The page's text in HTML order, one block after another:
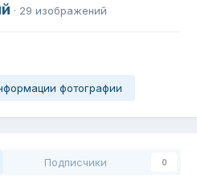
· 29 изображений
фотографии
Подписчики 0